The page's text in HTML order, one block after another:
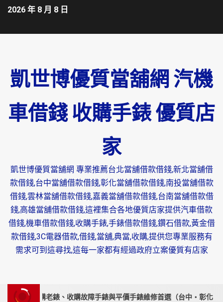
2026 年 8 月 8 日
凱世博優質當舖網 汽機
車借錢 收購手錶 優質店
家
凱世博優質當舖網 專業推薦台北當舖借款借錢,新北當舖借
款借錢,台中當舖借款借錢,彰化當舖借款借錢,南投當舖借款
借錢,雲林當舖借款借錢,嘉義當舖借款借錢,台南當舖借款借
錢,高雄當舖借款借錢,這裡集合各地優質店家提供汽車借款
借錢,機車借款借錢,收購手錶,手錶借款借錢,鑽石借款,黃金借
款借錢,3C電器借款,借錢,當舖,典當,收購,提供您專業服務有
需求可到這尋找,這每一家都有經過政府立案優質有店家
業收購老錶、收購故障手錶與平價手錶維修首選（台中・彰化・南投・